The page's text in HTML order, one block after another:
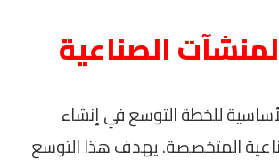
الصناعية
للخطة التوسع في إنشاء
المتخصصة. يهدف هذا التوسع